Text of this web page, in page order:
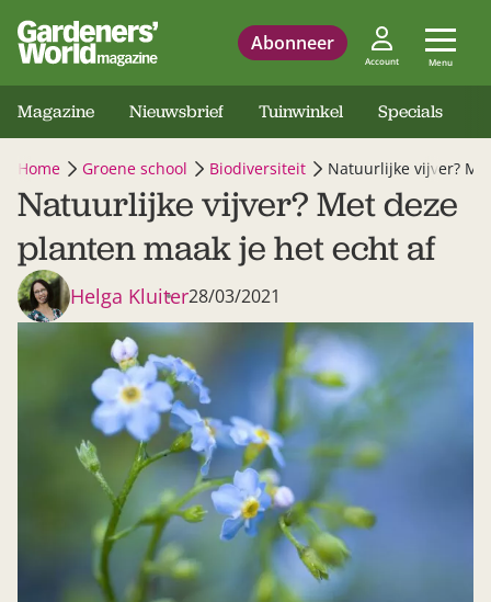
Abonneer
Account Menu
Magazine Nieuwsbrief Tuinwinkel Specials
Home Groene school Biodiversiteit Natuurlijke vijver?
Natuurlijke vijver? Met deze
planten maak je het echt af
Helga Kluiter28/03/2021